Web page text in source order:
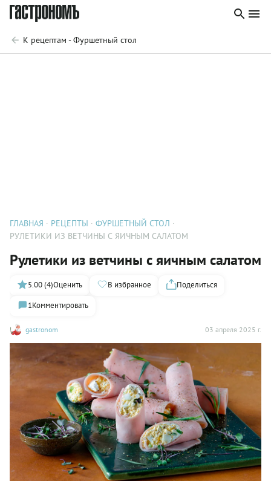
К рецептам - Фуршетный стол
ГЛАВНАЯ РЕЦЕПТЫ
ФУРШЕТНЫЙ СТОЛ
РУЛЕТИКИ ИЗ ВЕТЧИНЫ С ЯИЧНЫМ САЛАТОМ
Рулетики из ветчины с яичным салатом
gastronom 03 апреля 2025 г.
5.00 (4)Оценить В избранное
Поделиться
1Комментировать